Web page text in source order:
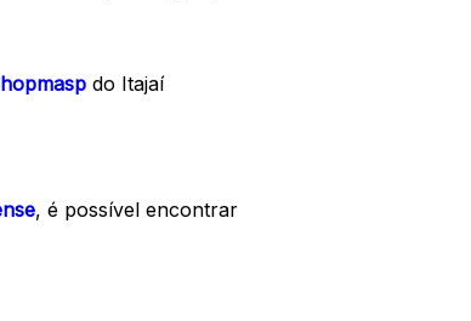
do Itajaí
, é possível encontrar